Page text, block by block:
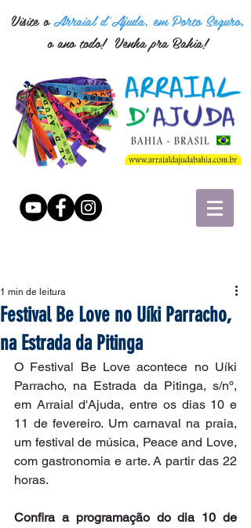
Visite oArraial d'Ajuda, em Porto Seguro,
o ano todo! Venha pra Bahia!
Festival Be Love no Uíki Parracho,
na Estrada da Pitinga
1 min de leitura
O Festival Be Love acontece no Uíki
Parracho, na Estrada da Pitinga, s/nº,
em Arraial d'Ajuda, entre os dias 10 e
11 de fevereiro. Um carnaval na praia,
um festival de música, Peace and Love,
com gastronomia e arte. A partir das 22
horas.
Confira a programação do dia 10 de